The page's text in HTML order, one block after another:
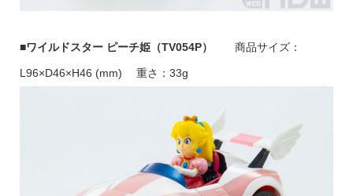
■ワイルドスター ピーチ姫（TV054P） 商品サイズ：
L96×D46×H46 (mm) 重さ：33g